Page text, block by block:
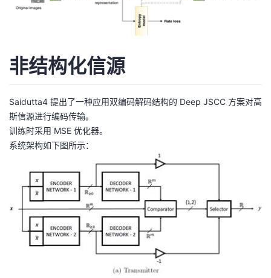
非结构化信源
Saidutta4 提出了一种应用双编码解码结构的 Deep JSCC 方案对高
斯信源进行编码传输。
训练时采用 MSE 优化器。
系统架构如下图所示：